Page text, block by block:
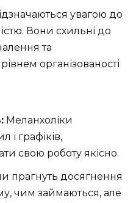
увагою до
Вони схильні до
та
організованості
Меланхоліки
і графіків,
свою роботу якісно.
прагнуть досягнення
чим займаються, але